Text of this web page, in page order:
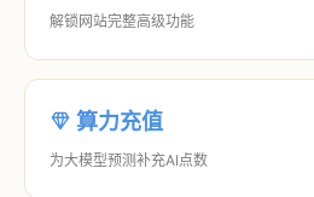
解锁网站完整高级功能
算力充值
为大模型预测补充AI点数